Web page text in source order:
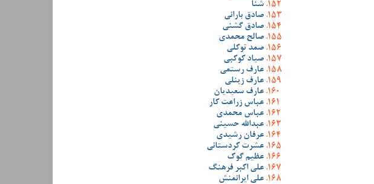
شنا
صادق بارانی
صادق گشنی
صالح محمدی
صمد توکلی
صیاد کوکبی
عارف رستمی
عارف زینلی
عارف سعیدیان
عباس زراعت کار
عباس محمدی
عبدالله حسینی
عرفان رشیدی
عشرت کردستانی
عظیم گوک
علی اکبر فرهنگ
علی ایرانمنش